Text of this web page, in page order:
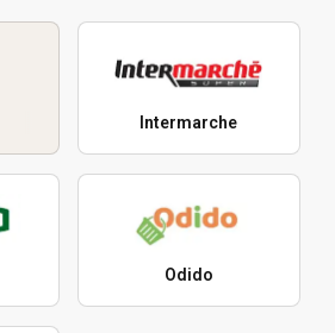
Intermarche
Odido